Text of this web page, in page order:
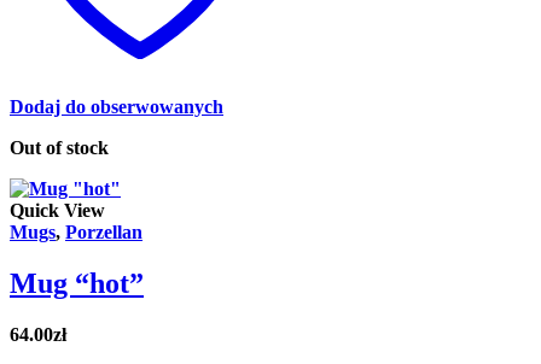
Dodaj do obserwowanych
Out of stock
Quick View
Mugs, Porzellan
Mug “hot”
64.00zł